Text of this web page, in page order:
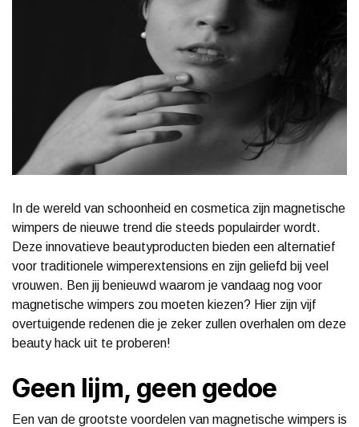
In de wereld van schoonheid en cosmetica zijn magnetische
wimpers de nieuwe trend die steeds populairder wordt.
Deze innovatieve beautyproducten bieden een alternatief
voor traditionele wimperextensions en zijn geliefd bij veel
vrouwen. Ben jij benieuwd waarom je vandaag nog voor
magnetische wimpers zou moeten kiezen? Hier zijn vijf
overtuigende redenen die je zeker zullen overhalen om deze
beauty hack uit te proberen!
Geen lijm, geen gedoe
Een van de grootste voordelen van magnetische wimpers is